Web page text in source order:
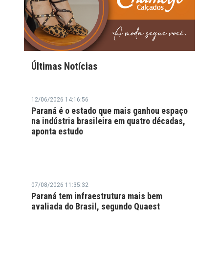
Últimas Notícias
12/06/2026 14:16:56
Paraná é o estado que mais ganhou espaço
na indústria brasileira em quatro décadas,
aponta estudo
07/08/2026 11:35:32
Paraná tem infraestrutura mais bem
avaliada do Brasil, segundo Quaest